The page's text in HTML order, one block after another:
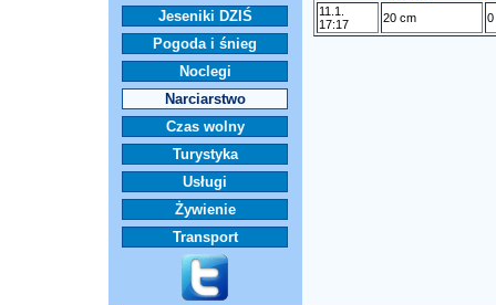
Jeseniki DZIŚ
Pogoda i śnieg
Noclegi
Narciarstwo
Czas wolny
Turystyka
Usługi
Żywienie
Transport
11.1.
17:17
20 cm 0